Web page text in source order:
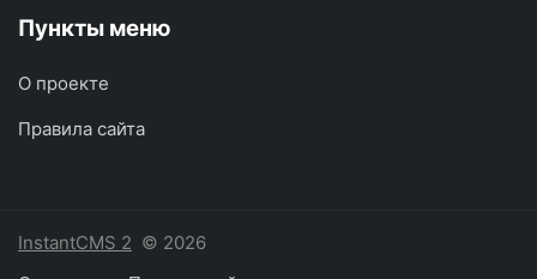
Пункты меню
О проекте
Правила сайта
InstantCMS 2 © 2026